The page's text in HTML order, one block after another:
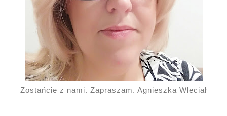
Zostańcie z nami. Zapraszam. Agnieszka Wleciał